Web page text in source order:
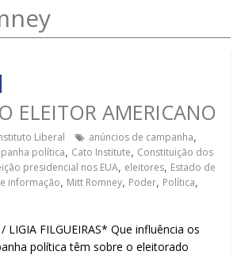
ELEITOR AMERICANO
Liberal anúncios de campanha,
política, Cato Institute, Constituição dos
presidencial nos EUA, eleitores, Estado de
informação, Mitt Romney, Poder, Política,
/ LIGIA FILGUEIRAS* Que influência os
política têm sobre o eleitorado